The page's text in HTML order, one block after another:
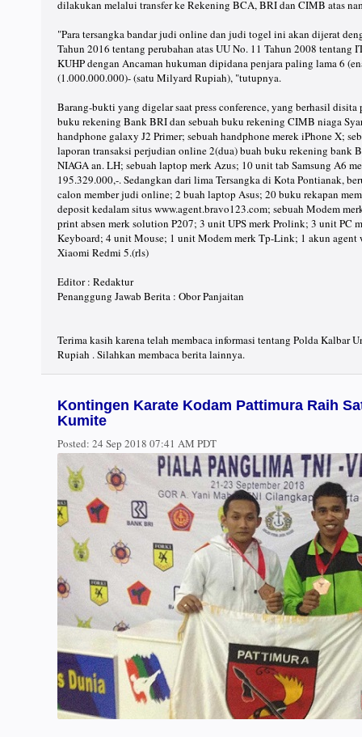
dilakukan melalui transfer ke Rekening BCA, BRI dan CIMB atas
"Para tersangka bandar judi online dan judi togel ini akan dijerat
Tahun 2016 tentang perubahan atas UU No. 11 Tahun 2008 tentang
KUHP dengan Ancaman hukuman dipidana penjara paling lama 6
(1.000.000.000)- (satu Milyard Rupiah), "tutupnya.
Barang-bukti yang digelar saat press conference, yang berhasil
buku rekening Bank BRI dan sebuah buku rekening CIMB niaga
handphone galaxy J2 Primer; sebuah handphone merek iPhone X;
laporan transaksi perjudian online 2(dua) buah buku rekening bank
NIAGA an. LH; sebuah laptop merk Azus; 10 unit tab Samsung A6
195.329.000,-. Sedangkan dari lima Tersangka di Kota Pontianak,
calon member judi online; 2 buah laptop Asus; 20 buku rekapan
deposit kedalam situs www.agent.bravo123.com; sebuah Modem
print absen merk solution P207; 3 unit UPS merk Prolink; 3 unit PC
Keyboard; 4 unit Mouse; 1 unit Modem merk Tp-Link; 1 akun agent
Xiaomi Redmi 5.(rls)
Editor : Redaktur
Penanggung Jawab Berita : Obor Panjaitan
Terima kasih karena telah membaca informasi tentang Polda Kalbar
Rupiah . Silahkan membaca berita lainnya.
Kontingen Karate Kodam Pattimura Raih
Kumite
Posted: 24 Sep 2018 07:41 AM PDT